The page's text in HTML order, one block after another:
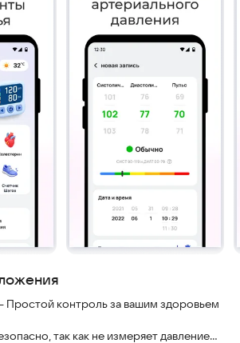
Простой контроль за вашим здоровьем
так как не измеряет давление